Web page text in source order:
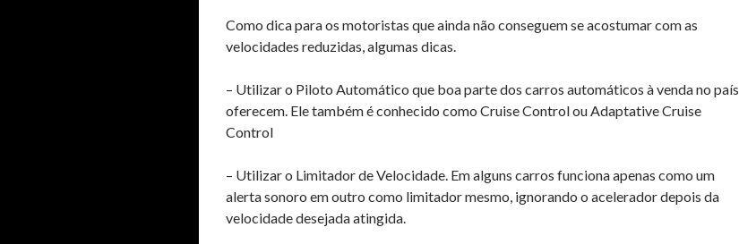
Como dica para os motoristas que ainda não conseguem se acostumar com as
velocidades reduzidas, algumas dicas.
– Utilizar o Piloto Automático que boa parte dos carros automáticos à venda no país
oferecem. Ele também é conhecido como Cruise Control ou Adaptative Cruise
Control
– Utilizar o Limitador de Velocidade. Em alguns carros funciona apenas como um
alerta sonoro em outro como limitador mesmo, ignorando o acelerador depois da
velocidade desejada atingida.